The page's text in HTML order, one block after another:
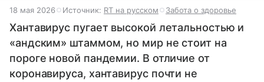
18 мая 2026 Источник: RT на русском Забота о здоровье
Хантавирус пугает высокой летальностью и
«андским» штаммом, но мир не стоит на
пороге новой пандемии. В отличие от
коронавируса, хантавирус почти не